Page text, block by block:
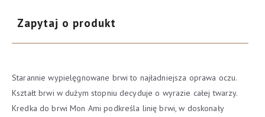
Zapytaj o produkt
Starannie wypielęgnowane brwi to najładniejsza oprawa oczu.
Kształt brwi w dużym stopniu decyduje o wyrazie całej twarzy.
Kredka do brwi Mon Ami podkreśla linię brwi, w doskonały